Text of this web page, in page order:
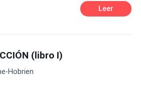
en ascenso y descenso, un
y para él un equilibrio en su caos.
Leer
(libro I)
Hobrien